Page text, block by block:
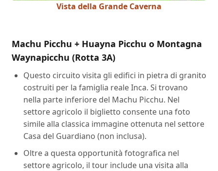
Vista della Grande Caverna
Machu Picchu + Huayna Picchu o Montagna
Waynapicchu (Rotta 3A)
Questo circuito visita gli edifici in pietra di granito
costruiti per la famiglia reale Inca. Si trovano
nella parte inferiore del Machu Picchu. Nel
settore agricolo il biglietto consente una foto
simile alla classica immagine ottenuta nel settore
Casa del Guardiano (non inclusa).
Oltre a questa opportunità fotografica nel
settore agricolo, il tour include una visita alla